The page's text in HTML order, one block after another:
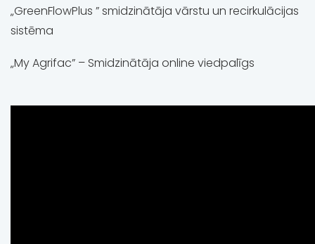
„GreenFlowPlus ” smidzinātāja vārstu un recirkulācijas
sistēma
„My Agrifac” – Smidzinātāja online viedpalīgs